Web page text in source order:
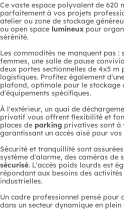
Ce vaste espace polyvalent de 620
parfaitement à vos projets
atelier ou zone de stockage
ou open space lumineux pour
sérénité.
Les commodités ne manquent pas :
femmes, une salle de pause
deux portes sectionnelles de 4x5
logistiques. Profitez également
plafond, optimale pour le stockage
d'équipements spécifiques.
À l'extérieur, un quai de
privatif vous offrent flexibilité et
places de parking privatives sont à
garantissant un accès aisé pour
Sécurité et tranquillité sont
système d'alarme, des caméras de
sécurisé. L'accès poids lourds est
répondant aux besoins des
industrielles.
Un cadre professionnel pensé
dans un secteur dynamique en plein